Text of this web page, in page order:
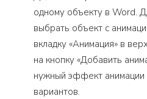
одному объекту в Word.
выбрать объект с
вкладку «Анимация» в
на кнопку «Добавить
нужный эффект анимации
вариантов.